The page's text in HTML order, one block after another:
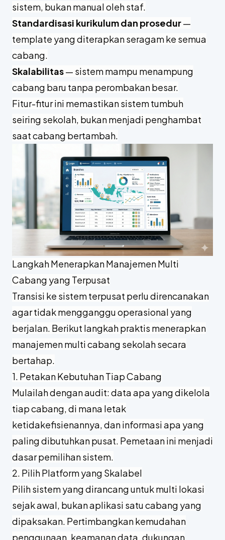
sistem, bukan manual oleh staf.
Standardisasi kurikulum dan prosedur—
template yang diterapkan seragam ke semua
cabang.
Skalabilitas— sistem mampu menampung
cabang baru tanpa perombakan besar.
Fitur-fitur ini memastikan sistem tumbuh
seiring sekolah, bukan menjadi penghambat
saat cabang bertambah.
Langkah Menerapkan Manajemen Multi
Cabang yang Terpusat
Transisi ke sistem terpusat perlu direncanakan
agar tidak mengganggu operasional yang
berjalan. Berikut langkah praktis menerapkan
manajemen multi cabang sekolah secara
bertahap.
1. Petakan Kebutuhan Tiap Cabang
Mulailah dengan audit: data apa yang dikelola
tiap cabang, di mana letak
ketidakefisienannya, dan informasi apa yang
paling dibutuhkan pusat. Pemetaan ini menjadi
dasar pemilihan sistem.
2. Pilih Platform yang Skalabel
Pilih sistem yang dirancang untuk multi lokasi
sejak awal, bukan aplikasi satu cabang yang
dipaksakan. Pertimbangkan kemudahan
penggunaan, keamanan data, dukungan